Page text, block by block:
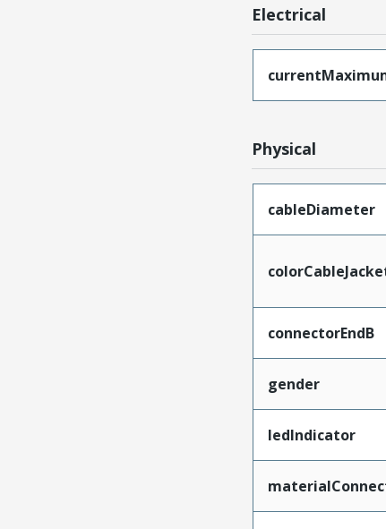
Electrical
Physical
cableDiameter
connectorEndB
gender
ledIndicator